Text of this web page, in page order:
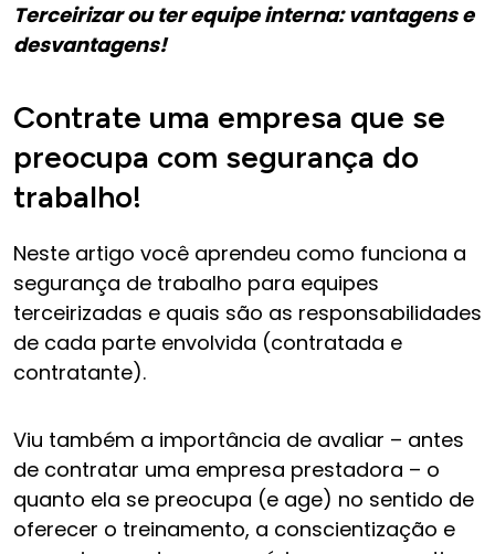
Terceirizar ou ter equipe interna: vantagens e
desvantagens!
Contrate uma empresa que se
preocupa com segurança do
trabalho!
Neste artigo você aprendeu como funciona a
segurança de trabalho para equipes
terceirizadas e quais são as responsabilidades
de cada parte envolvida (contratada e
contratante).
Viu também a importância de avaliar – antes
de contratar uma empresa prestadora – o
quanto ela se preocupa (e age) no sentido de
oferecer o treinamento, a conscientização e